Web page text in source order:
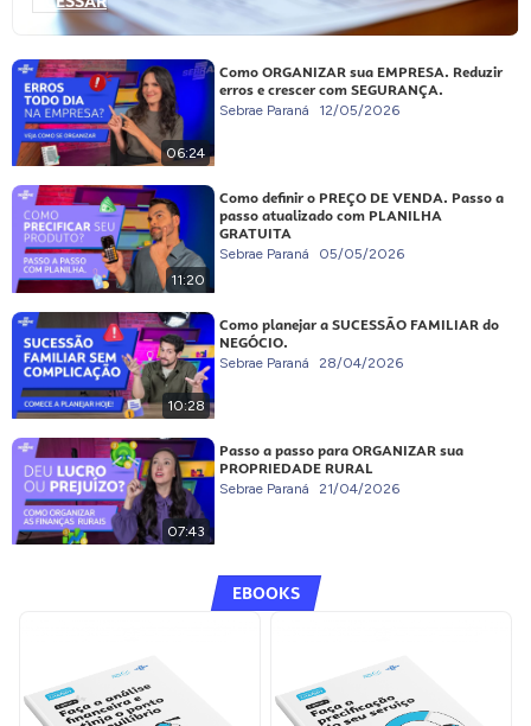
06:24
Como ORGANIZAR sua EMPRESA. Reduzir
erros e crescer com SEGURANÇA.
Sebrae Paraná 12/05/2026
11:20
Como definir o PREÇO DE VENDA. Passo a
passo atualizado com PLANILHA
GRATUITA
Sebrae Paraná 05/05/2026
10:28
Como planejar a SUCESSÃO FAMILIAR do
NEGÓCIO.
Sebrae Paraná 28/04/2026
07:43
Passo a passo para ORGANIZAR sua
PROPRIEDADE RURAL
Sebrae Paraná 21/04/2026
EBOOKS